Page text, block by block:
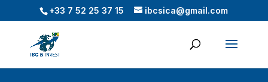
+33 7 52 25 37 15 ibcsica@gmail.com